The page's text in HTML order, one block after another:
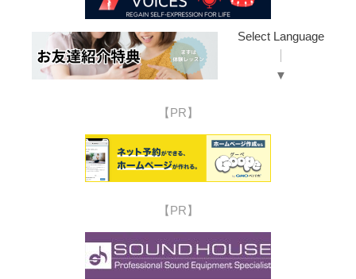
Select Language
▼
【PR】
【PR】